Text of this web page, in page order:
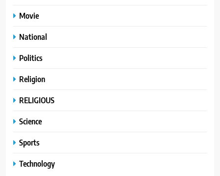
Movie
National
Politics
Religion
RELIGIOUS
Science
Sports
Technology